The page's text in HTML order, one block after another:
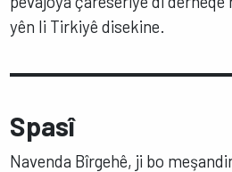
yên li Tirkiyê disekine.
Spasî
Navenda Bîrgehê, ji bo